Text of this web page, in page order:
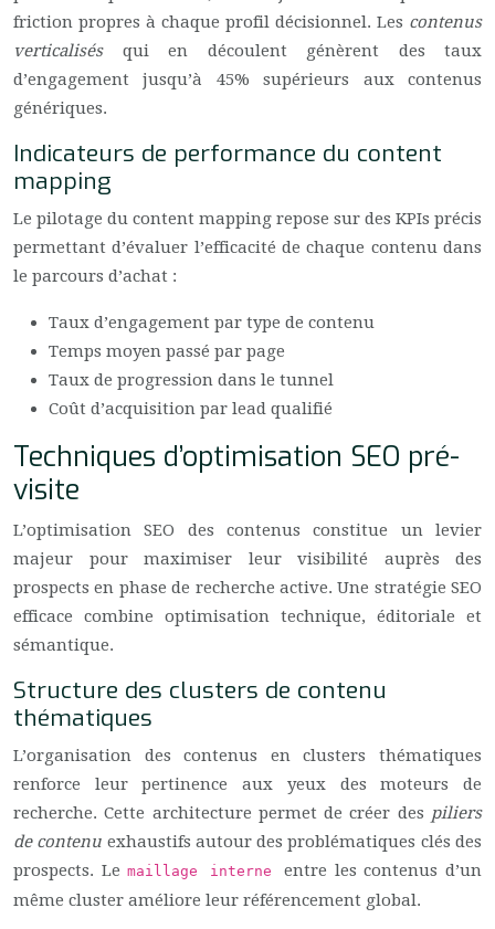
friction propres à chaque profil décisionnel. Les contenus
verticalisés qui en découlent génèrent des taux
d’engagement jusqu’à 45% supérieurs aux contenus
génériques.
Indicateurs de performance du content
mapping
Le pilotage du content mapping repose sur des KPIs précis
permettant d’évaluer l’efficacité de chaque contenu dans
le parcours d’achat :
Taux d’engagement par type de contenu
Temps moyen passé par page
Taux de progression dans le tunnel
Coût d’acquisition par lead qualifié
Techniques d’optimisation SEO pré-
visite
L’optimisation SEO des contenus constitue un levier
majeur pour maximiser leur visibilité auprès des
prospects en phase de recherche active. Une stratégie SEO
efficace combine optimisation technique, éditoriale et
sémantique.
Structure des clusters de contenu
thématiques
L’organisation des contenus en clusters thématiques
renforce leur pertinence aux yeux des moteurs de
recherche. Cette architecture permet de créer des piliers
de contenu exhaustifs autour des problématiques clés des
prospects. Lemaillage interne entre les contenus d’un
même cluster améliore leur référencement global.